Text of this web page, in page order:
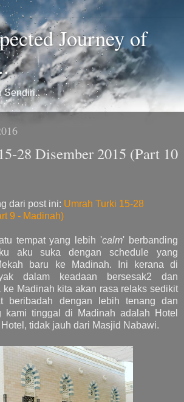
Journey of
Sendiri..
28 Disember 2015 (Part 10
dari post ini: Umrah Turki 15-28
9 - Madinah)
tempat yang lebih 'calm' berbanding
aku suka dengan schedule yang
baru ke Madinah. Ini kerana di
dalam keadaan bersesak2 dan
ke Madinah kita akan rasa relaks sedikit
beribadah dengan lebih tenang dan
kami tinggal di Madinah adalah Hotel
tidak jauh dari Masjid Nabawi.